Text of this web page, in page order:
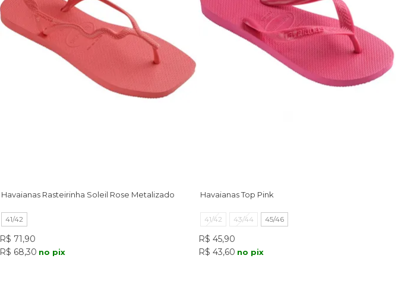
Havaianas Rasteirinha Soleil Rose Metalizado
41/42
R$ 71,90
R$ 68,30 no pix
Havaianas Top Pink
41/42 43/44 45/46
R$ 45,90
R$ 43,60 no pix